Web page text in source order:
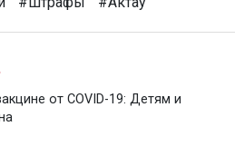
от COVID-19: Детям и